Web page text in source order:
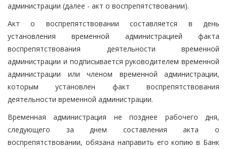
администрации (далее - акт о воспрепятствовании).
Акт о воспрепятствовании составляется в день
установления временной администрацией факта
воспрепятствования деятельности временной
администрации и подписывается руководителем временной
администрации или членом временной администрации,
которым установлен факт воспрепятствования
деятельности временной администрации.
Временная администрация не позднее рабочего дня,
следующего за днем составления акта о
воспрепятствовании, обязана направить его копию в Банк